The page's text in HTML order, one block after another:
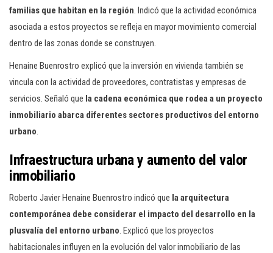
familias que habitan en la región. Indicó que la actividad económica
asociada a estos proyectos se refleja en mayor movimiento comercial
dentro de las zonas donde se construyen.
Henaine Buenrostro explicó que la inversión en vivienda también se
vincula con la actividad de proveedores, contratistas y empresas de
servicios. Señaló que la cadena económica que rodea a un proyecto
inmobiliario abarca diferentes sectores productivos del entorno
urbano.
Infraestructura urbana y aumento del valor
inmobiliario
Roberto Javier Henaine Buenrostro indicó que la arquitectura
contemporánea debe considerar el impacto del desarrollo en la
plusvalía del entorno urbano. Explicó que los proyectos
habitacionales influyen en la evolución del valor inmobiliario de las